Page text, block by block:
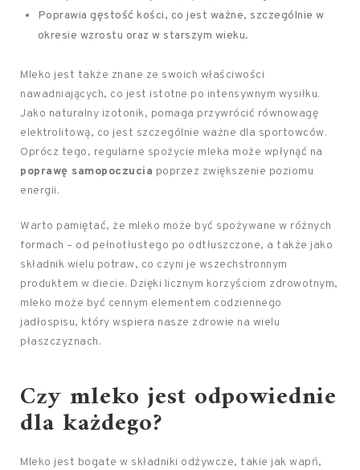
Poprawia gęstość kości, co jest ważne, szczególnie w
okresie wzrostu oraz w starszym wieku.
Mleko jest także znane ze swoich właściwości
nawadniających, co jest istotne po intensywnym wysiłku.
Jako naturalny izotonik, pomaga przywrócić równowagę
elektrolitową, co jest szczególnie ważne dla sportowców.
Oprócz tego, regularne spożycie mleka może wpłynąć na
poprawę samopoczucia poprzez zwiększenie poziomu
energii.
Warto pamiętać, że mleko może być spożywane w różnych
formach – od pełnotłustego po odtłuszczone, a także jako
składnik wielu potraw, co czyni je wszechstronnym
produktem w diecie. Dzięki licznym korzyściom zdrowotnym,
mleko może być cennym elementem codziennego
jadłospisu, który wspiera nasze zdrowie na wielu
płaszczyznach.
Czy mleko jest odpowiednie
dla każdego?
Mleko jest bogate w składniki odżywcze, takie jak wapń,